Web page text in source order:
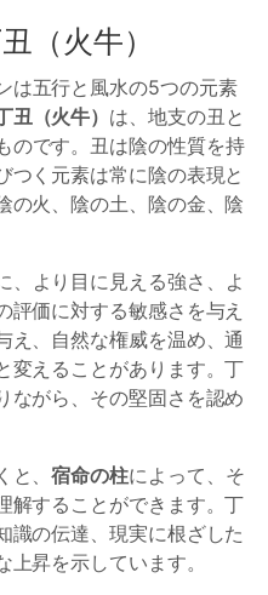
（火牛）
は五行と風水の5つの元素
丑（火牛） は、地支の丑と
のです。丑は陰の性質を持
つく元素は常に陰の表現と
の火、陰の土、陰の金、陰
、より目に見える強さ、よ
評価に対する敏感さを与え
え、自然な権威を温め、通
変えることがあります。丁
ながら、その堅固さを認め
と、宿命の柱によって、そ
解することができます。丁
識の伝達、現実に根ざした
昇を示しています。